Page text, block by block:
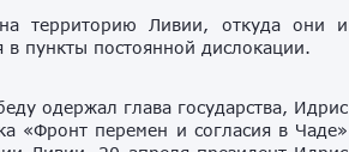
территорию Ливии, откуда они и
пункты постоянной дислокации.
одержал глава государства, Идрис
«Фронт перемен и согласия в Чаде»